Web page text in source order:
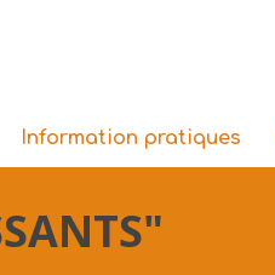
Information pratiques